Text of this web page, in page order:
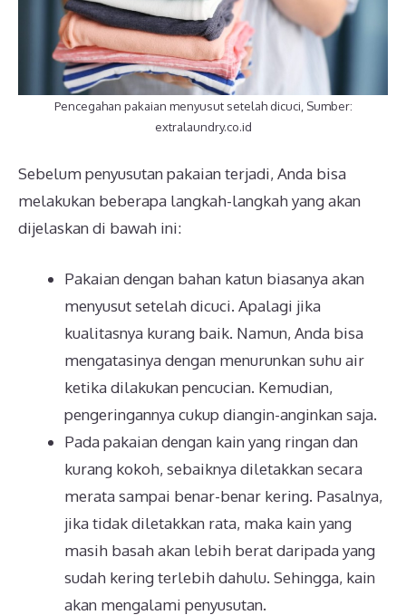
Pencegahan pakaian menyusut setelah dicuci, Sumber:
extralaundry.co.id
Sebelum penyusutan pakaian terjadi, Anda bisa
melakukan beberapa langkah-langkah yang akan
dijelaskan di bawah ini:
Pakaian dengan bahan katun biasanya akan
menyusut setelah dicuci. Apalagi jika
kualitasnya kurang baik. Namun, Anda bisa
mengatasinya dengan menurunkan suhu air
ketika dilakukan pencucian. Kemudian,
pengeringannya cukup diangin-anginkan saja.
Pada pakaian dengan kain yang ringan dan
kurang kokoh, sebaiknya diletakkan secara
merata sampai benar-benar kering. Pasalnya,
jika tidak diletakkan rata, maka kain yang
masih basah akan lebih berat daripada yang
sudah kering terlebih dahulu. Sehingga, kain
akan mengalami penyusutan.